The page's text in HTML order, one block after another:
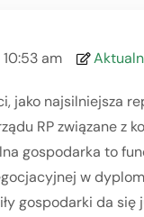
10:53 am
jako najsilniejsza
RP związane z
gospodarka to
w
gospodarki da